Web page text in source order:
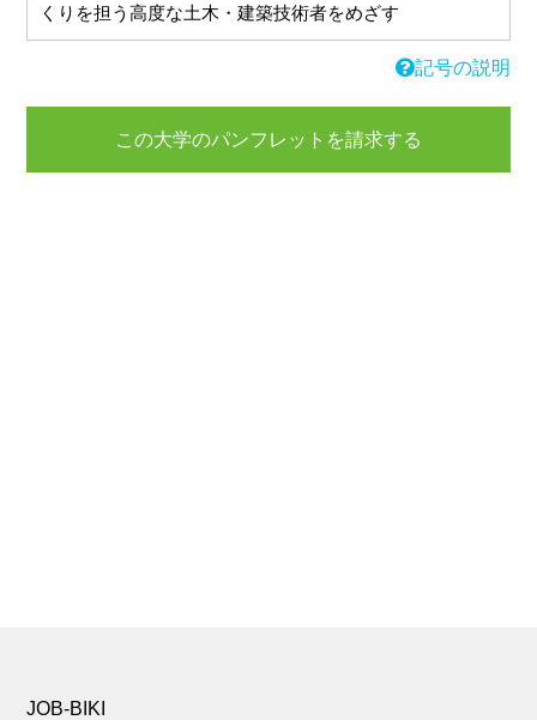
くりを担う高度な土木・建築技術者をめざす
記号の説明
この大学のパンフレットを請求する
JOB-BIKI